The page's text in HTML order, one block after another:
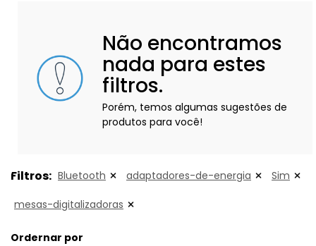
Não encontramos
nada para estes
filtros.
Porém, temos algumas sugestões de
produtos para você!
Filtros: Bluetooth adaptadores-de-energia Sim
mesas-digitalizadoras
Ordernar por